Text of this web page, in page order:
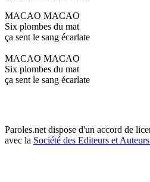
MACAO MACAO
Six plombes du mat
ça sent le sang écarlate
MACAO MACAO
Six plombes du mat
ça sent le sang écarlate
Paroles.net dispose d'un accord de
avec la Société des Editeurs et